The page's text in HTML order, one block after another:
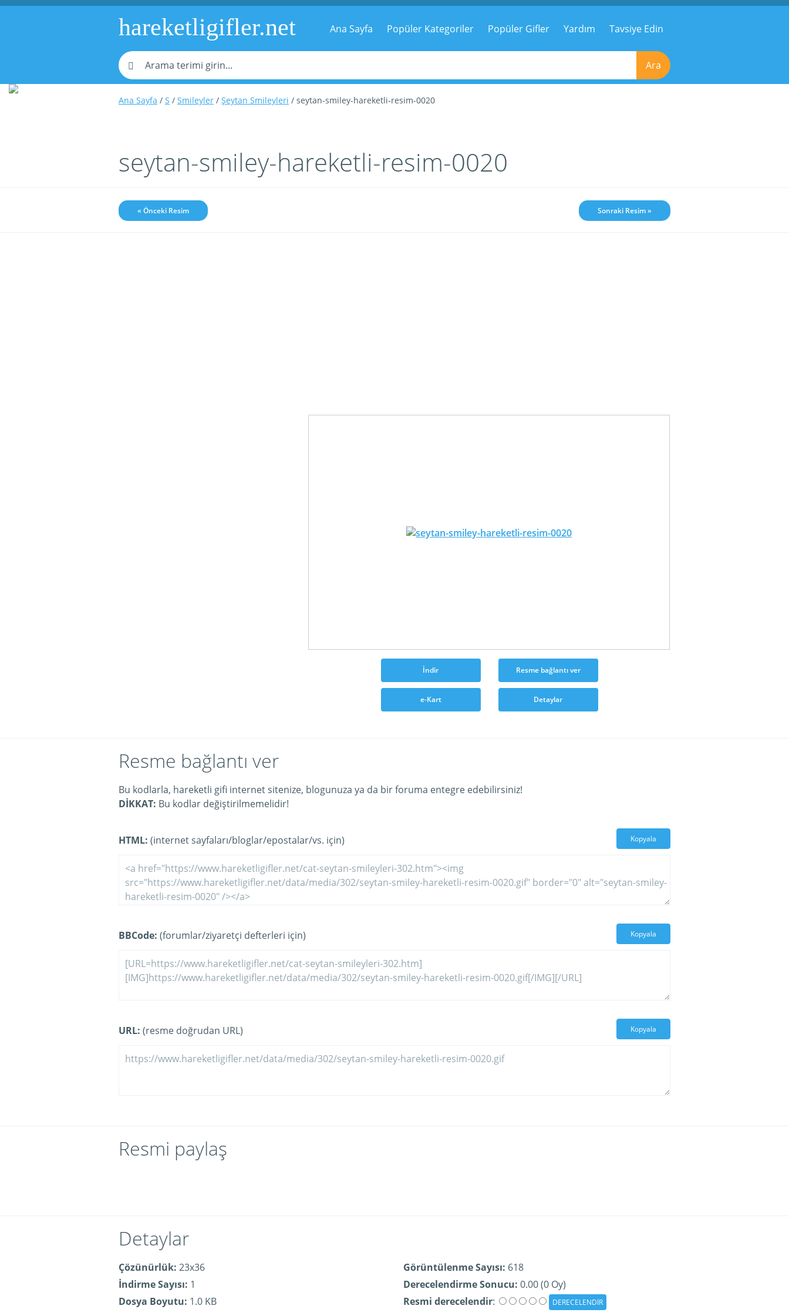
hareketligifler.net Ana Sayfa Popüler Kategoriler Popüler Gifler Yardım Tavsiye Edin
Ara
Ana Sayfa / S / Smileyler / Şeytan Smileyleri / seytan-smiley-hareketli-resim-0020
seytan-smiley-hareketli-resim-0020
« Önceki Resim Sonraki Resim »
İndir Resme bağlantı ver
e-Kart Detaylar
Resme bağlantı ver
Bu kodlarla, hareketli gifi internet sitenize, blogunuza ya da bir foruma entegre edebilirsiniz!
DİKKAT: Bu kodlar değiştirilmemelidir!
HTML: (internet sayfaları/bloglar/epostalar/vs. için) Kopyala
BBCode: (forumlar/ziyaretçi defterleri için) Kopyala
URL: (resme doğrudan URL) Kopyala
Resmi paylaş
Detaylar
Çözünürlük: 23x36
İndirme Sayısı: 1
Dosya Boyutu: 1.0 KB
Görüntülenme Sayısı: 618
Derecelendirme Sonucu: 0.00 (0 Oy)
Resmi derecelendir: